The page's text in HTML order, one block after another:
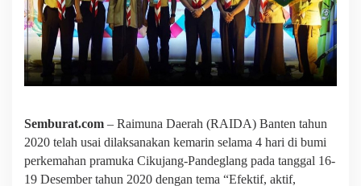
Semburat.com – Raimuna Daerah (RAIDA) Banten tahun
2020 telah usai dilaksanakan kemarin selama 4 hari di bumi
perkemahan pramuka Cikujang-Pandeglang pada tanggal 16-
19 Desember tahun 2020 dengan tema “Efektif, aktif,